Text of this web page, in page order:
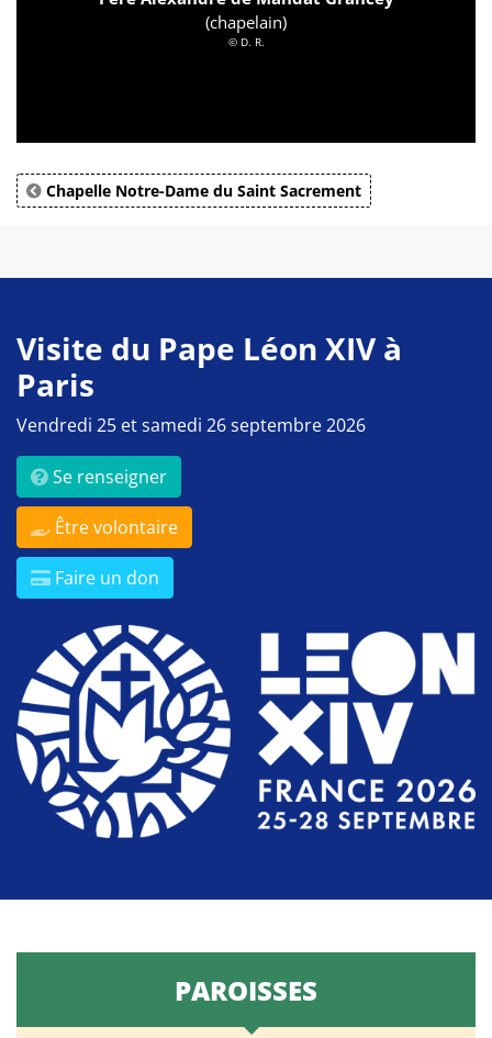
(chapelain)
© D. R.
Chapelle Notre-Dame du Saint Sacrement
Visite du Pape Léon XIV à
Paris
Vendredi 25 et samedi 26 septembre 2026
Se renseigner
Être volontaire
Faire un don
PAROISSES